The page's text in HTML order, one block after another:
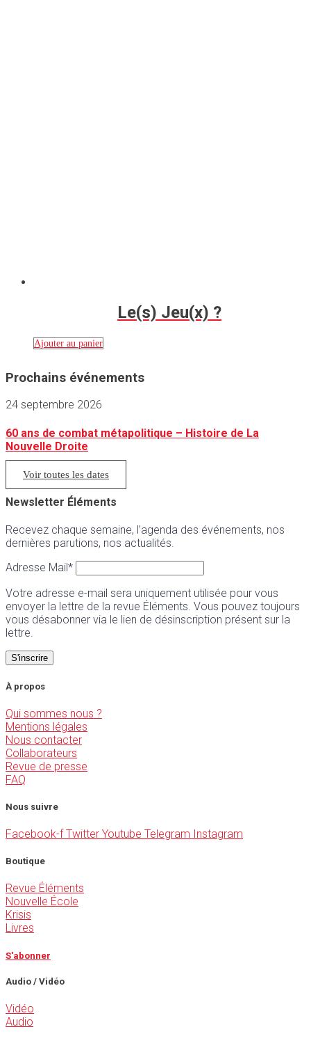
Le(s) Jeu(x) ?
Ajouter au panier
Prochains événements
24 septembre 2026
60 ans de combat métapolitique – Histoire de La
Nouvelle Droite
Voir toutes les dates
Newsletter Éléments
Recevez chaque semaine, l’agenda des événements, nos
dernières parutions, nos actualités.
Adresse Mail*
Votre adresse e-mail sera uniquement utilisée pour vous
envoyer la lettre de la revue Éléments. Vous pouvez toujours
vous désabonner via le lien de désinscription présent sur la
lettre.
À propos
Qui sommes nous ?
Mentions légales
Nous contacter
Collaborateurs
Revue de presse
FAQ
Nous suivre
Facebook-f Twitter Youtube Telegram Instagram
Boutique
Revue Éléments
Nouvelle École
Krisis
Livres
S'abonner
Audio / Vidéo
Vidéo
Audio